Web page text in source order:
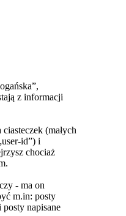
z informacji
(małych
id”) i
chociaż
- ma on
m.in: posty
napisane